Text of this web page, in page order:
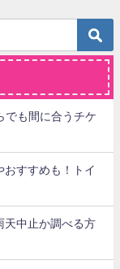
でも間に合うチケ
すすめも！トイ
天中止か調べる方